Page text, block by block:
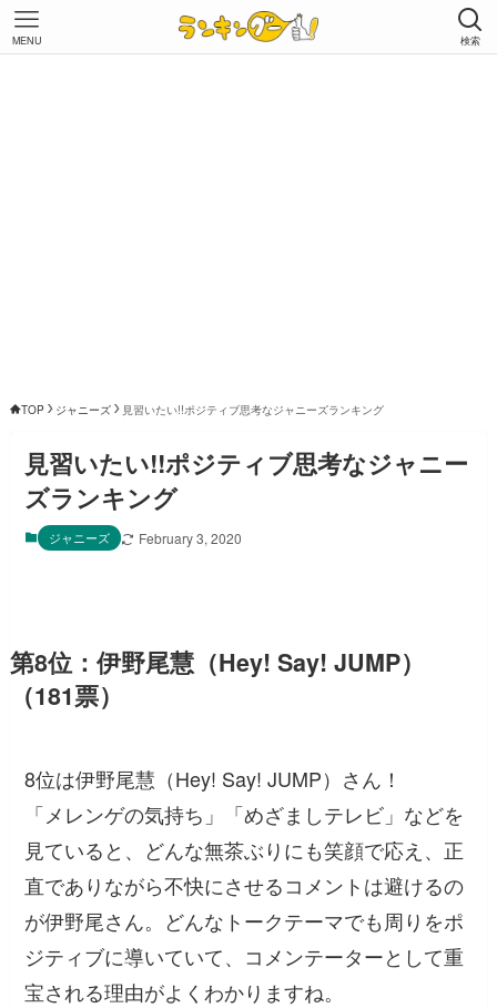
検索
MENU
TOP ジャニーズ 見習いたい!!ポジティブ思考なジャニーズランキング
見習いたい!!ポジティブ思考なジャニー
ズランキング
ジャニーズ February 3, 2020
第8位：伊野尾慧（Hey! Say! JUMP）
（181票）
8位は伊野尾慧（Hey! Say! JUMP）さん！
「メレンゲの気持ち」「めざましテレビ」などを
見ていると、どんな無茶ぶりにも笑顔で応え、正
直でありながら不快にさせるコメントは避けるの
が伊野尾さん。どんなトークテーマでも周りをポ
ジティブに導いていて、コメンテーターとして重
宝される理由がよくわかりますね。